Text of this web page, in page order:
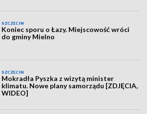
SZCZECIN
Koniec sporu o Łazy. Miejscowość wróci
do gminy Mielno
SZCZECIN
Mokradła Pyszka z wizytą minister
klimatu. Nowe plany samorządu [ZDJĘCIA,
WIDEO]